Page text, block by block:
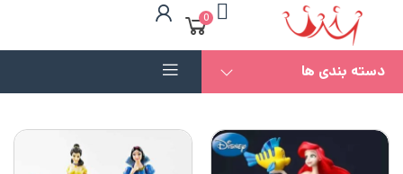
0
دسته بندی ها